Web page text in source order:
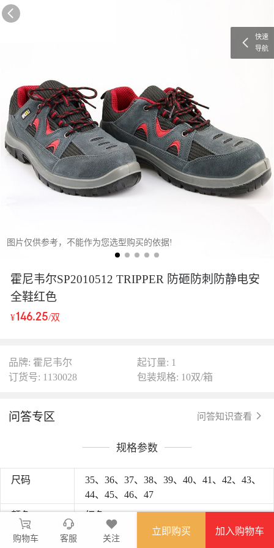
图片仅供参考，不能作为您选型购买的依据!
霍尼韦尔SP2010512 TRIPPER 防砸防刺防静电安
全鞋红色
¥146.25/双
品牌: 霍尼韦尔
起订量: 1
订货号: 1130028
包装规格: 10双/箱
问答专区 问答知识查看
规格参数
尺码
35、36、37、38、39、40、41、42、43、
44、45、46、47
颜色
红色
鞋帮款式 低帮
购物车 客服 关注
立即购买 加入购物车
快速
导航